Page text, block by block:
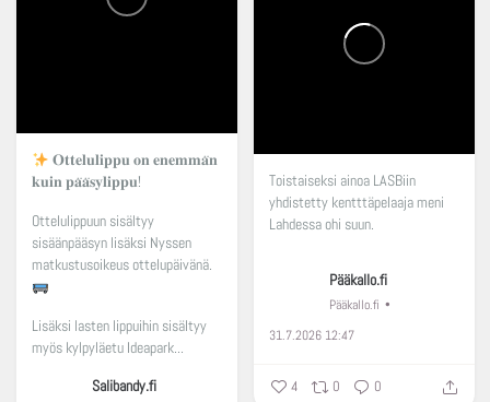
𝐎𝐭𝐭𝐞𝐥𝐮𝐥𝐢𝐩𝐩𝐮 𝐨𝐧 𝐞𝐧𝐞𝐦𝐦𝐚̈𝐧
𝐤𝐮𝐢𝐧 𝐩𝐚̈𝐚̈𝐬𝐲𝐥𝐢𝐩𝐩𝐮!
Ottelulippuun sisältyy
sisäänpääsyn lisäksi Nyssen
matkustusoikeus ottelupäivänä.
Lisäksi lasten lippuihin sisältyy
myös kylpyläetu Ideapark...
Salibandy.fi
Toistaiseksi ainoa LASBiin
yhdistetty kentttäpelaaja meni
Lahdessa ohi suun.
Pääkallo.fi
Pääkallo.fi
31.7.2026 12:47
4 0 0